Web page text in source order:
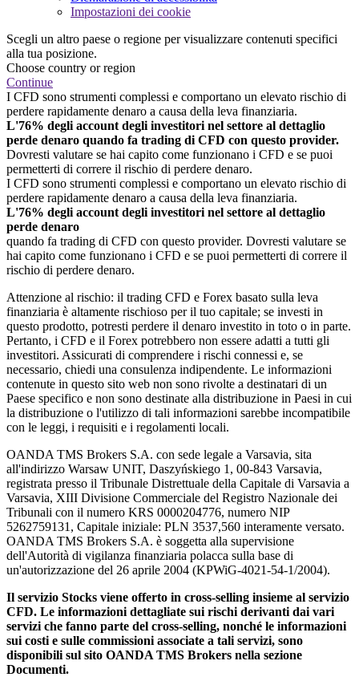
Impostazioni dei cookie
Scegli un altro paese o regione per visualizzare contenuti specifici
alla tua posizione.
Choose country or region
Continue
I CFD sono strumenti complessi e comportano un elevato rischio di
perdere rapidamente denaro a causa della leva finanziaria.
L'76% degli account degli investitori nel settore al dettaglio
perde denaro quando fa trading di CFD con questo provider.
Dovresti valutare se hai capito come funzionano i CFD e se puoi
permetterti di correre il rischio di perdere denaro.
I CFD sono strumenti complessi e comportano un elevato rischio di
perdere rapidamente denaro a causa della leva finanziaria.
L'76% degli account degli investitori nel settore al dettaglio
perde denaro
quando fa trading di CFD con questo provider. Dovresti valutare se
hai capito come funzionano i CFD e se puoi permetterti di correre il
rischio di perdere denaro.
Attenzione al rischio: il trading CFD e Forex basato sulla leva
finanziaria è altamente rischioso per il tuo capitale; se investi in
questo prodotto, potresti perdere il denaro investito in toto o in parte.
Pertanto, i CFD e il Forex potrebbero non essere adatti a tutti gli
investitori. Assicurati di comprendere i rischi connessi e, se
necessario, chiedi una consulenza indipendente. Le informazioni
contenute in questo sito web non sono rivolte a destinatari di un
Paese specifico e non sono destinate alla distribuzione in Paesi in cui
la distribuzione o l'utilizzo di tali informazioni sarebbe incompatibile
con le leggi, i requisiti e i regolamenti locali.
OANDA TMS Brokers S.A. con sede legale a Varsavia, sita
all'indirizzo Warsaw UNIT, Daszyńskiego 1, 00-843 Varsavia,
registrata presso il Tribunale Distrettuale della Capitale di Varsavia a
Varsavia, XIII Divisione Commerciale del Registro Nazionale dei
Tribunali con il numero KRS 0000204776, numero NIP
5262759131, Capitale iniziale: PLN 3537,560 interamente versato.
OANDA TMS Brokers S.A. è soggetta alla supervisione
dell'Autorità di vigilanza finanziaria polacca sulla base di
un'autorizzazione del 26 aprile 2004 (KPWiG-4021-54-1/2004).
Il servizio Stocks viene offerto in cross-selling insieme al servizio
CFD. Le informazioni dettagliate sui rischi derivanti dai vari
servizi che fanno parte del cross-selling, nonché le informazioni
sui costi e sulle commissioni associate a tali servizi, sono
disponibili sul sito OANDA TMS Brokers nella sezione
Documenti.